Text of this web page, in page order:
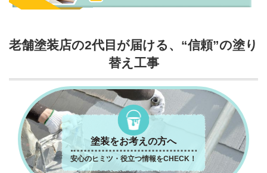
老舗塗装店の2代目が届ける、“信頼”の塗り
替え工事
塗装をお考えの方へ
安心のヒミツ・役立つ情報をCHECK！